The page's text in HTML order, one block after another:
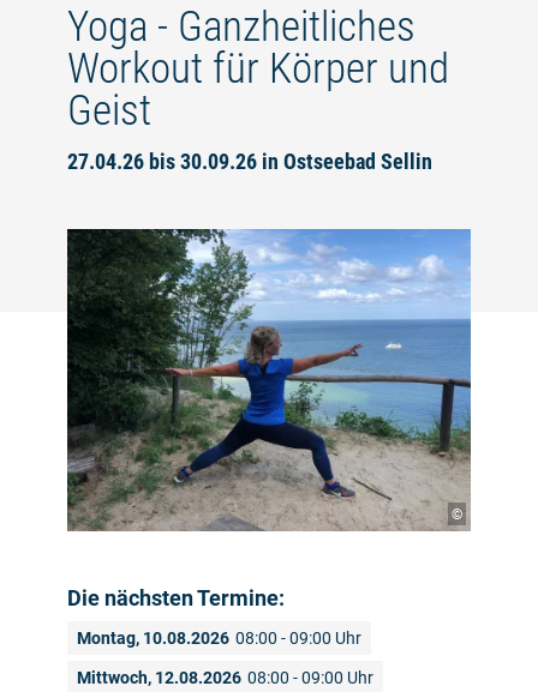
Yoga - Ganzheitliches
Workout für Körper und
Geist
27.04.26 bis 30.09.26 in Ostseebad Sellin
©
Die nächsten Termine:
Montag, 10.08.2026 08:00 - 09:00 Uhr
Mittwoch, 12.08.2026 08:00 - 09:00 Uhr